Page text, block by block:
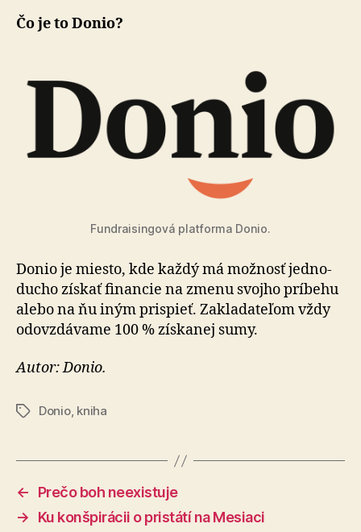
Čo je to Donio?
Fundraisingová platforma Donio.
Donio je miesto, kde každý má možnosť jed­no­
du­cho získať financie na zme­nu svojho príbehu
alebo na ňu iným prispieť. Zakla­da­te­ľom vždy
odo­vzdá­vame 100 % získa­nej sumy.
Autor: Donio.
Značky
Donio, kniha
←
Prečo boh neexistuje
→
Ku konšpirácii o pristátí na Mesiaci